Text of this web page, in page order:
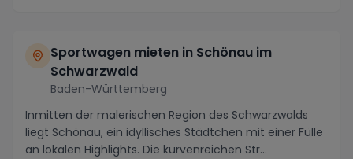
Sportwagen mieten in Schönau im
Schwarzwald
Baden-Württemberg
Inmitten der malerischen Region des Schwarzwalds
liegt Schönau, ein idyllisches Städtchen mit einer Fülle
an lokalen Highlights. Die kurvenreichen Str...